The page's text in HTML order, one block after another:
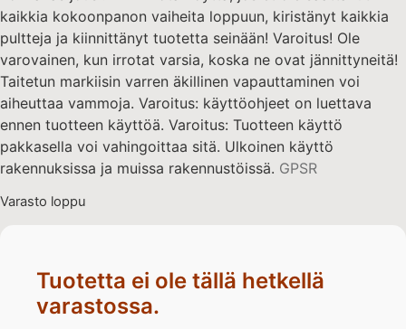
kaikkia kokoonpanon vaiheita loppuun, kiristänyt kaikkia
pultteja ja kiinnittänyt tuotetta seinään! Varoitus! Ole
varovainen, kun irrotat varsia, koska ne ovat jännittyneitä!
Taitetun markiisin varren äkillinen vapauttaminen voi
aiheuttaa vammoja. Varoitus: käyttöohjeet on luettava
ennen tuotteen käyttöä. Varoitus: Tuotteen käyttö
pakkasella voi vahingoittaa sitä. Ulkoinen käyttö
rakennuksissa ja muissa rakennustöissä. GPSR
Varasto loppu
Tuotetta ei ole tällä hetkellä
varastossa.